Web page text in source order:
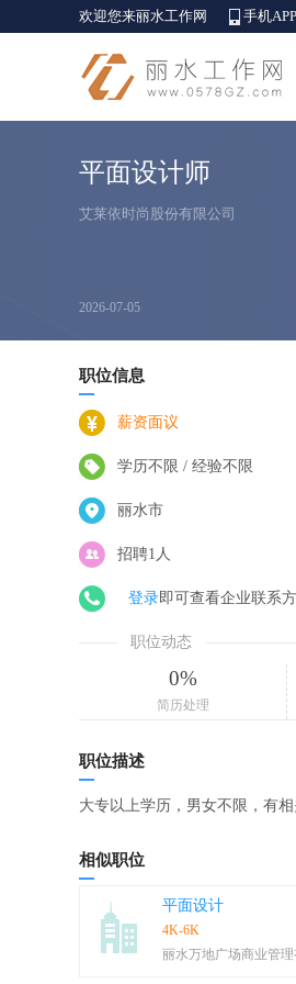
欢迎您来丽水工作网 手机APP
平面设计师
艾莱依时尚股份有限公司
2026-07-05
职位信息
薪资面议
学历不限 / 经验不限
丽水市
招聘1人
登录即可查看企业联系
职位动态
0%
简历处理
职位描述
大专以上学历，男女不限，有
相似职位
平面设计
4K-6K
丽水万地广场商业管理